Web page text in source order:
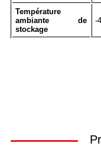
Température
ambiante de
stockage
-